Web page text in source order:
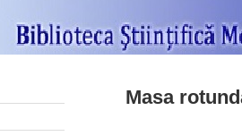
Masa